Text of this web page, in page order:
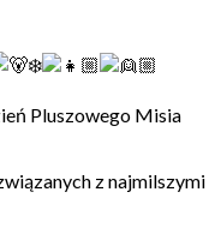
Pluszowego Misia
z najmilszymi